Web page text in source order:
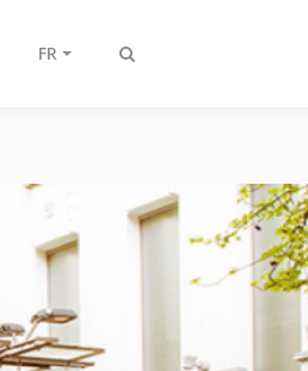
Afficher/masquer
FR